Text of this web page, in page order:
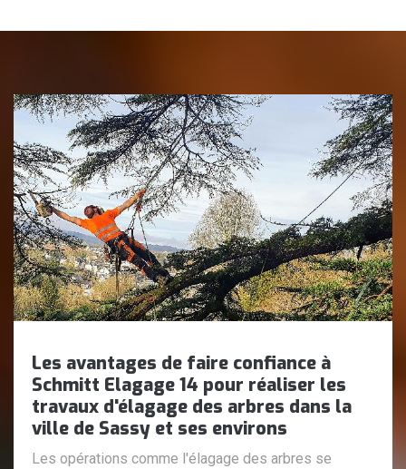
Les avantages de faire confiance à
Schmitt Elagage 14 pour réaliser les
travaux d'élagage des arbres dans la
ville de Sassy et ses environs
Les opérations comme l'élagage des arbres se